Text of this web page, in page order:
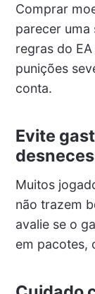
Comprar
parecer uma
regras do
punições
conta.
Evite
Muitos
não trazem
avalie se o
em pacotes,